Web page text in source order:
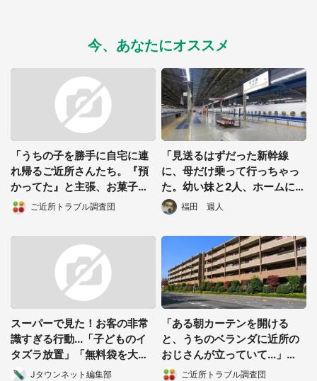
今、あなたにオススメ
「うちの子を勝手に自宅に連
れ帰るご近所さんたち。『預
かってた』と主張、お菓子代
まで請求してくる」（大阪
府・40代女性）
ご近所トラブル調査団
「見送るはずだった新幹線
に、母だけ乗って行っちゃっ
た。幼い妹と2人、ホームに取
り残されて...」（大阪府・50
代女性）
福田 週人
スーパーで見た！お客の非常
識すぎる行動...「子どものイ
タズラ放置」「無料袋を大量
に」 Jタウンネット編集部
「ある朝カーテンを開ける
と、うちのベランダに近所の
おじさんが立っていて...」
（東京都・50代女性）
ご近所トラブル調査団